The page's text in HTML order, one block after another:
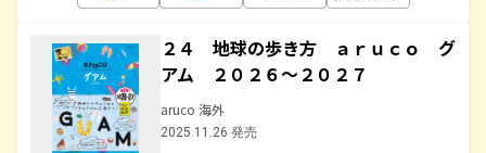
２４ 地球の歩き方 ａｒｕｃｏ グ
アム ２０２６～２０２７
aruco 海外
2025.11.26 発売